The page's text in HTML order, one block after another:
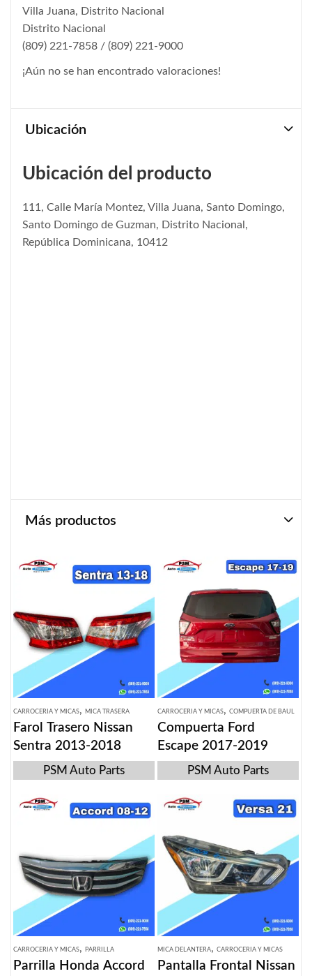
Villa Juana, Distrito Nacional
Distrito Nacional
(809) 221-7858 / (809) 221-9000
¡Aún no se han encontrado valoraciones!
Ubicación
Ubicación del producto
111, Calle María Montez, Villa Juana, Santo Domingo,
Santo Domingo de Guzman, Distrito Nacional,
República Dominicana, 10412
Más productos
CARROCERIA Y MICAS, MICA TRASERA
Farol Trasero Nissan
Sentra 2013-2018
PSM Auto Parts
CARROCERIA Y MICAS, COMPUERTA DE BAUL
Compuerta Ford
Escape 2017-2019
PSM Auto Parts
CARROCERIA Y MICAS, PARRILLA
Parrilla Honda Accord
MICA DELANTERA, CARROCERIA Y MICAS
Pantalla Frontal Nissan